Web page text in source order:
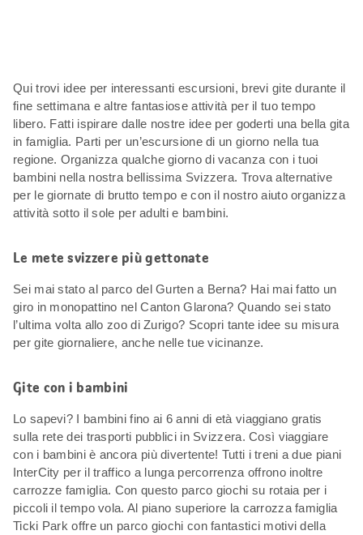
Qui trovi idee per interessanti escursioni, brevi gite durante il
fine settimana e altre fantasiose attività per il tuo tempo
libero. Fatti ispirare dalle nostre idee per goderti una bella gita
in famiglia. Parti per un’escursione di un giorno nella tua
regione. Organizza qualche giorno di vacanza con i tuoi
bambini nella nostra bellissima Svizzera. Trova alternative
per le giornate di brutto tempo e con il nostro aiuto organizza
attività sotto il sole per adulti e bambini.
Le mete svizzere più gettonate
Sei mai stato al parco del Gurten a Berna? Hai mai fatto un
giro in monopattino nel Canton Glarona? Quando sei stato
l’ultima volta allo zoo di Zurigo? Scopri tante idee su misura
per gite giornaliere, anche nelle tue vicinanze.
Gite con i bambini
Lo sapevi? I bambini fino ai 6 anni di età viaggiano gratis
sulla rete dei trasporti pubblici in Svizzera. Così viaggiare
con i bambini è ancora più divertente! Tutti i treni a due piani
InterCity per il traffico a lunga percorrenza offrono inoltre
carrozze famiglia. Con questo parco giochi su rotaia per i
piccoli il tempo vola. Al piano superiore la carrozza famiglia
Ticki Park offre un parco giochi con fantastici motivi della